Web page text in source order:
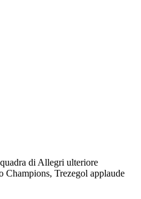
di Allegri ulteriore
Champions, Trezegol applaude